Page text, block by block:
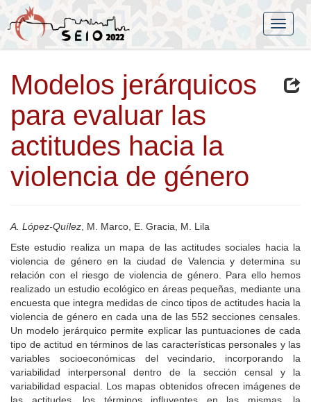
Modelos jerárquicos
para evaluar las
actitudes hacia la
violencia de género
A. López-Quílez , M. Marco, E. Gracia, M. Lila
Este estudio realiza un mapa de las actitudes sociales hacia la
violencia de género en la ciudad de Valencia y determina su
relación con el riesgo de violencia de género. Para ello hemos
realizado un estudio ecológico en áreas pequeñas, mediante una
encuesta que integra medidas de cinco tipos de actitudes hacia la
violencia de género en cada una de las 552 secciones censales.
Un modelo jerárquico permite explicar las puntuaciones de cada
tipo de actitud en términos de las características personales y las
variables socioeconómicas del vecindario, incorporando la
variabilidad interpersonal dentro de la sección censal y la
variabilidad espacial. Los mapas obtenidos ofrecen imágenes de